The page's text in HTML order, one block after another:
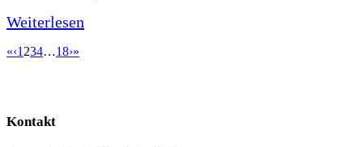
Weiterlesen
«‹1 234…18›»
Kontakt